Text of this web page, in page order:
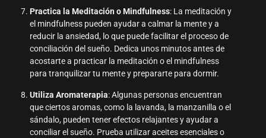
Practica la Meditación o Mindfulness: La meditación y
el mindfulness pueden ayudar a calmar la mente y a
reducir la ansiedad, lo que puede facilitar el proceso de
conciliación del sueño. Dedica unos minutos antes de
acostarte a practicar la meditación o el mindfulness
para tranquilizar tu mente y prepararte para dormir.
Utiliza Aromaterapia: Algunas personas encuentran
que ciertos aromas, como la lavanda, la manzanilla o el
sándalo, pueden tener efectos relajantes y ayudar a
conciliar el sueño. Prueba utilizar aceites esenciales o